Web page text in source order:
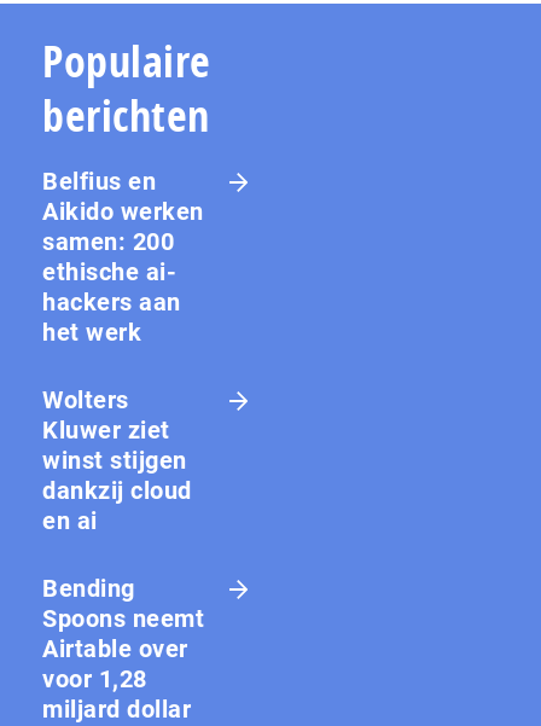
Populaire
berichten
Belfius en
Aikido werken
samen: 200
ethische ai-
hackers aan
het werk
Wolters
Kluwer ziet
winst stijgen
dankzij cloud
en ai
Bending
Spoons neemt
Airtable over
voor 1,28
miljard dollar